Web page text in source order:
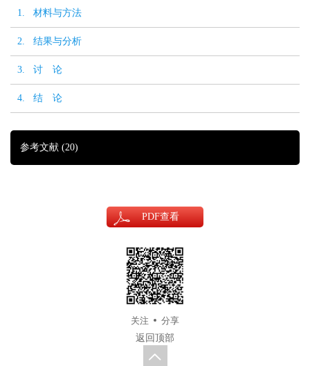
1. 材料与方法
2. 结果与分析
3. 讨 论
4. 结 论
参考文献 (20)
PDF查看
关注
分享
返回顶部